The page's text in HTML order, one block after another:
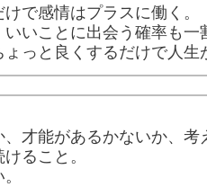
で感情はプラスに働く。
いことに出会う確率も一
っと良くするだけで人生
才能があるかないか、考
ること。